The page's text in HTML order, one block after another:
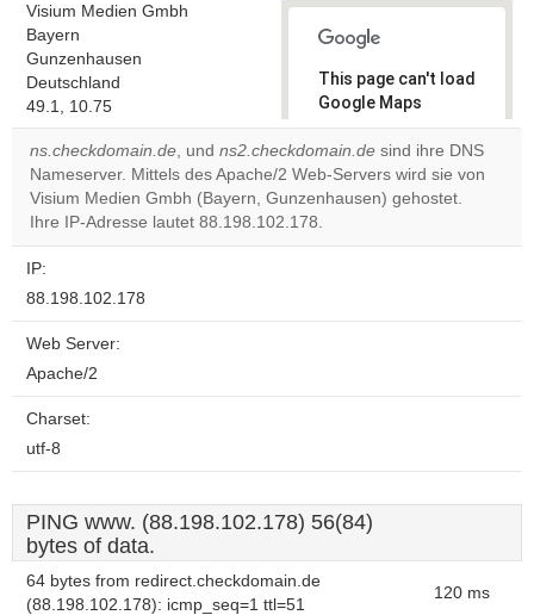
Visium Medien Gmbh
Bayern
Gunzenhausen
Deutschland
49.1, 10.75
This page can't load
Google Maps
correctly.
Do you
own this
OK
ns.checkdomain.de, und ns2.checkdomain.de sind ihre DNS
Nameserver. Mittels des Apache/2 Web-Servers wird sie von
Visium Medien Gmbh (Bayern, Gunzenhausen) gehostet.
Ihre IP-Adresse lautet 88.198.102.178.
IP:
88.198.102.178
Web Server:
Apache/2
Charset:
utf-8
PING www. (88.198.102.178) 56(84)
bytes of data.
64 bytes from redirect.checkdomain.de
(88.198.102.178): icmp_seq=1 ttl=51
120 ms